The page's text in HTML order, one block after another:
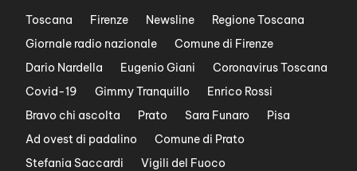
Toscana Firenze Newsline
Regione Toscana
Giornale radio nazionale
Comune di Firenze
Dario Nardella
Eugenio Giani
Coronavirus Toscana
Covid-19
Gimmy Tranquillo
Enrico Rossi
Bravo chi ascolta
Prato Sara Funaro
Pisa
Ad ovest di padalino
Comune di Prato
Stefania Saccardi
Vigili del Fuoco